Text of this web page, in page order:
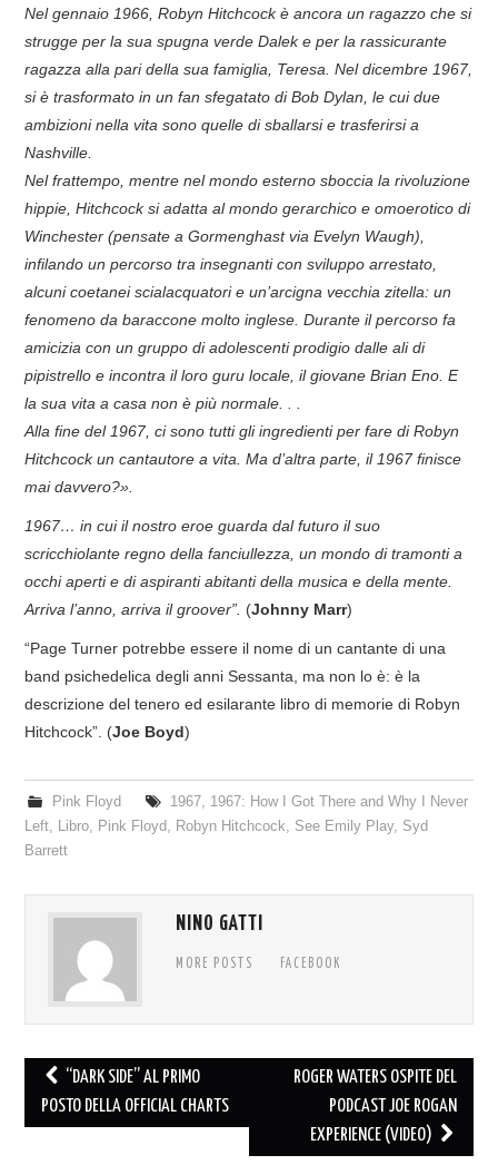
Nel gennaio 1966, Robyn Hitchcock è ancora un ragazzo che si
strugge per la sua spugna verde Dalek e per la rassicurante
ragazza alla pari della sua famiglia, Teresa. Nel dicembre 1967,
si è trasformato in un fan sfegatato di Bob Dylan, le cui due
ambizioni nella vita sono quelle di sballarsi e trasferirsi a
Nashville.
Nel frattempo, mentre nel mondo esterno sboccia la rivoluzione
hippie, Hitchcock si adatta al mondo gerarchico e omoerotico di
Winchester (pensate a Gormenghast via Evelyn Waugh),
infilando un percorso tra insegnanti con sviluppo arrestato,
alcuni coetanei scialacquatori e un’arcigna vecchia zitella: un
fenomeno da baraccone molto inglese. Durante il percorso fa
amicizia con un gruppo di adolescenti prodigio dalle ali di
pipistrello e incontra il loro guru locale, il giovane Brian Eno. E
la sua vita a casa non è più normale. . .
Alla fine del 1967, ci sono tutti gli ingredienti per fare di Robyn
Hitchcock un cantautore a vita. Ma d’altra parte, il 1967 finisce
mai davvero?».
1967… in cui il nostro eroe guarda dal futuro il suo
scricchiolante regno della fanciullezza, un mondo di tramonti a
occhi aperti e di aspiranti abitanti della musica e della mente.
Arriva l’anno, arriva il groover”. (Johnny Marr)
“Page Turner potrebbe essere il nome di un cantante di una
band psichedelica degli anni Sessanta, ma non lo è: è la
descrizione del tenero ed esilarante libro di memorie di Robyn
Hitchcock”. (Joe Boyd)
Pink Floyd 1967, 1967: How I Got There and Why I Never
Left, Libro, Pink Floyd, Robyn Hitchcock, See Emily Play, Syd
Barrett
NINO GATTI
MORE POSTS FACEBOOK
Post
navigation
“DARK SIDE” AL PRIMO
POSTO DELLA OFFICIAL CHARTS
ROGER WATERS OSPITE DEL
PODCAST JOE ROGAN
EXPERIENCE (VIDEO)